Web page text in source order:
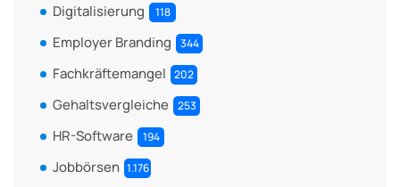
Digitalisierung 118
Employer Branding 344
Fachkräftemangel 202
Gehaltsvergleiche 253
HR-Software 194
Jobbörsen 1.176